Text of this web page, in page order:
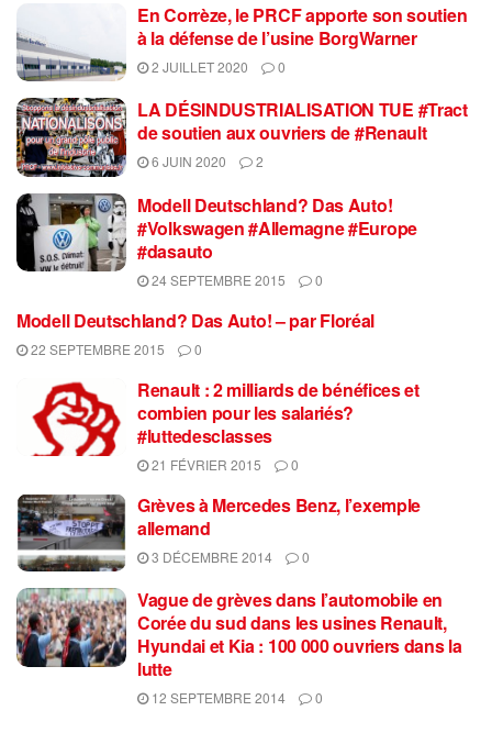
En Corrèze, le PRCF apporte son soutien
à la défense de l’usine BorgWarner
2 JUILLET 2020 0
LA DÉSINDUSTRIALISATION TUE #Tract
de soutien aux ouvriers de #Renault
6 JUIN 2020 2
Modell Deutschland? Das Auto!
#Volkswagen #Allemagne #Europe
#dasauto
24 SEPTEMBRE 2015 0
Modell Deutschland? Das Auto! – par Floréal
22 SEPTEMBRE 2015 0
Renault : 2 milliards de bénéfices et
combien pour les salariés?
#luttedesclasses
21 FÉVRIER 2015 0
Grèves à Mercedes Benz, l’exemple
allemand
3 DÉCEMBRE 2014 0
Vague de grèves dans l’automobile en
Corée du sud dans les usines Renault,
Hyundai et Kia : 100 000 ouvriers dans la
lutte
12 SEPTEMBRE 2014 0